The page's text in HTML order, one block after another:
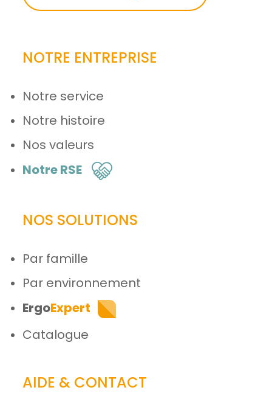
NOTRE ENTREPRISE
Notre service
Notre histoire
Nos valeurs
Notre RSE
NOS SOLUTIONS
Par famille
Par environnement
ErgoExpert
Catalogue
AIDE & CONTACT